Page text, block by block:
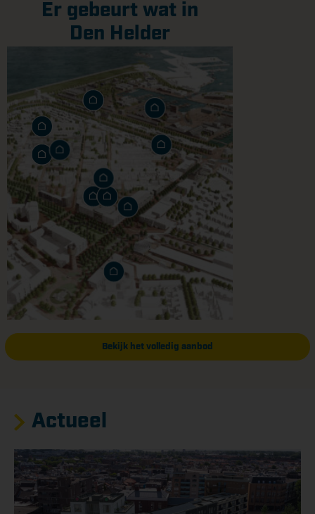
Er gebeurt wat in
Den Helder
Bekijk het volledig aanbod
Actueel